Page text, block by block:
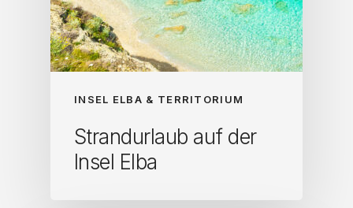
INSEL ELBA & TERRITORIUM
Strandurlaub auf der
Insel Elba